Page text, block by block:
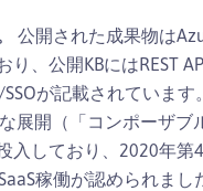
公開された成果物は
り、公開KBにはREST
が記載されています
展開（「コンポーザブ
入しており、2020年第
稼働が認められまし